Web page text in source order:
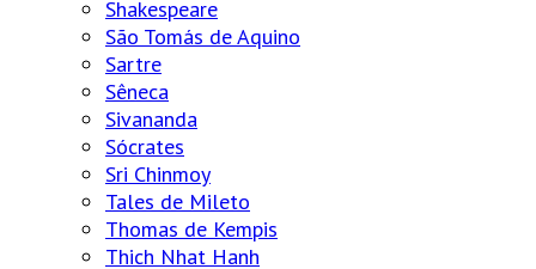
Shakespeare
São Tomás de Aquino
Sartre
Sêneca
Sivananda
Sócrates
Sri Chinmoy
Tales de Mileto
Thomas de Kempis
Thich Nhat Hanh